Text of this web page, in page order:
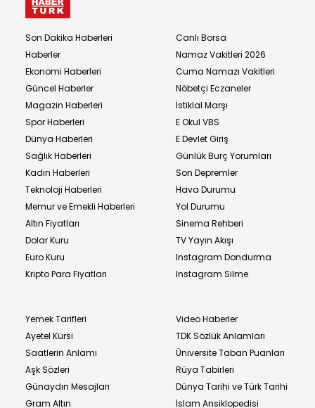
Son Dakika Haberleri
Haberler
Ekonomi Haberleri
Güncel Haberler
Magazin Haberleri
Spor Haberleri
Dünya Haberleri
Sağlık Haberleri
Kadın Haberleri
Teknoloji Haberleri
Memur ve Emekli Haberleri
Altın Fiyatları
Dolar Kuru
Euro Kuru
Kripto Para Fiyatları
Canlı Borsa
Namaz Vakitleri 2026
Cuma Namazı Vakitleri
Nöbetçi Eczaneler
İstiklal Marşı
E Okul VBS
E Devlet Giriş
Günlük Burç Yorumları
Son Depremler
Hava Durumu
Yol Durumu
Sinema Rehberi
TV Yayın Akışı
Instagram Dondurma
Instagram Silme
Yemek Tarifleri
Ayetel Kürsi
Saatlerin Anlamı
Aşk Sözleri
Günaydın Mesajları
Gram Altın
Video Haberler
TDK Sözlük Anlamları
Üniversite Taban Puanları
Rüya Tabirleri
Dünya Tarihi ve Türk Tarihi
İslam Ansiklopedisi